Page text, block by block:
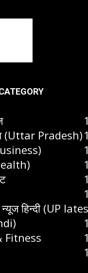
(Uttar Pradesh)
हिन्दी (UP
Fitness